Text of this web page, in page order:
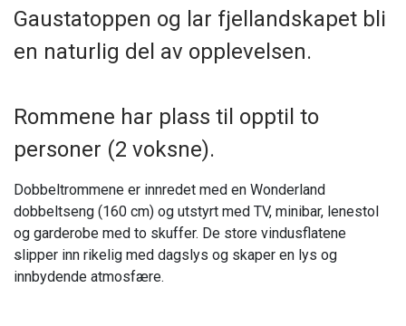
Gaustatoppen og lar fjellandskapet bli
en naturlig del av opplevelsen.
Rommene har plass til opptil to
personer (2 voksne).
Dobbeltrommene er innredet med en Wonderland
dobbeltseng (160 cm) og utstyrt med TV, minibar, lenestol
og garderobe med to skuffer. De store vindusflatene
slipper inn rikelig med dagslys og skaper en lys og
innbydende atmosfære.